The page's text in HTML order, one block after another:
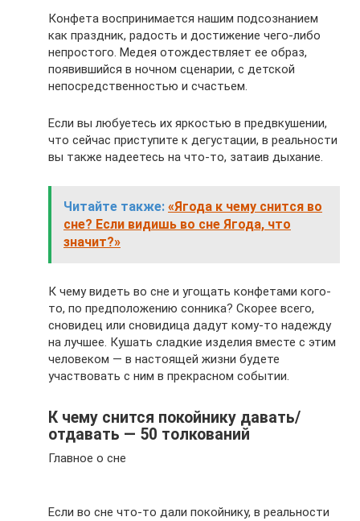
Конфета воспринимается нашим подсознанием
как праздник, радость и достижение чего-либо
непростого. Медея отождествляет ее образ,
появившийся в ночном сценарии, с детской
непосредственностью и счастьем.
Если вы любуетесь их яркостью в предвкушении,
что сейчас приступите к дегустации, в реальности
вы также надеетесь на что-то, затаив дыхание.
Читайте также: «Ягода к чему снится во
сне? Если видишь во сне Ягода, что
значит?»
К чему видеть во сне и угощать конфетами кого-
то, по предположению сонника? Скорее всего,
сновидец или сновидица дадут кому-то надежду
на лучшее. Кушать сладкие изделия вместе с этим
человеком — в настоящей жизни будете
участвовать с ним в прекрасном событии.
К чему снится покойнику давать/
отдавать — 50 толкований
Главное о сне
Если во сне что-то дали покойнику, в реальности